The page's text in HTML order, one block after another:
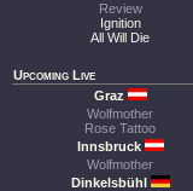
Review
Ignition
All Will Die
Upcoming Live
Graz
Wolfmother
Rose Tattoo
Innsbruck
Wolfmother
Dinkelsbühl